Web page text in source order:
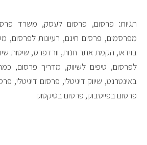
תגיות: פרסום, פרסום לעסק, משרד
מפרסמים, פרסום חינם, רעיונות לפרסום,
בוידאו, הקמת אתר חנות, וורדפרס, שיטות
לפרסום, טיפים לשיווק, מדריך פרסום,
באינטרנט, שיווק דיגיטלי, פרסום דיגיטלי,
פרסום בפייסבוק, פרסום בטיקטוק